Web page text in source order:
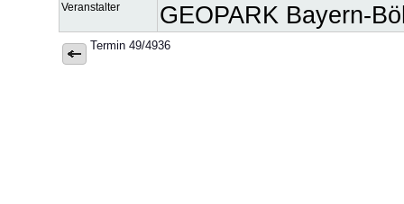
Veranstalter GEOPARK Bayern-
Termin 49/4936